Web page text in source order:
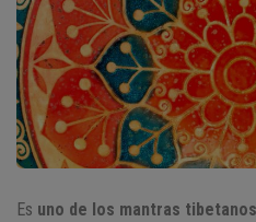
Es uno de los mantras